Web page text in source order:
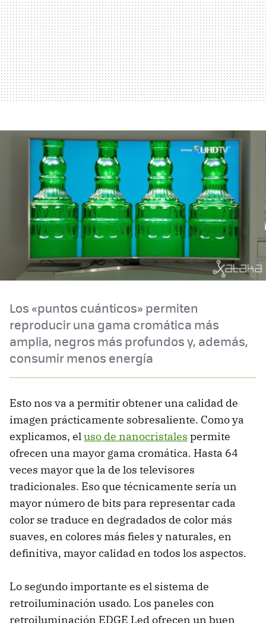
Los «puntos cuánticos» permiten
reproducir una gama cromática más
amplia, negros más profundos y, además,
consumir menos energía
Esto nos va a permitir obtener una calidad de
imagen prácticamente sobresaliente. Como ya
explicamos, eluso de nanocristales permite
ofrecen una mayor gama cromática. Hasta 64
veces mayor que la de los televisores
tradicionales. Eso que técnicamente sería un
mayor número de bits para representar cada
color se traduce en degradados de color más
suaves, en colores más fieles y naturales, en
definitiva, mayor calidad en todos los aspectos.
Lo segundo importante es el sistema de
retroiluminación usado. Los paneles con
retroiluminación EDGE Led ofrecen un buen